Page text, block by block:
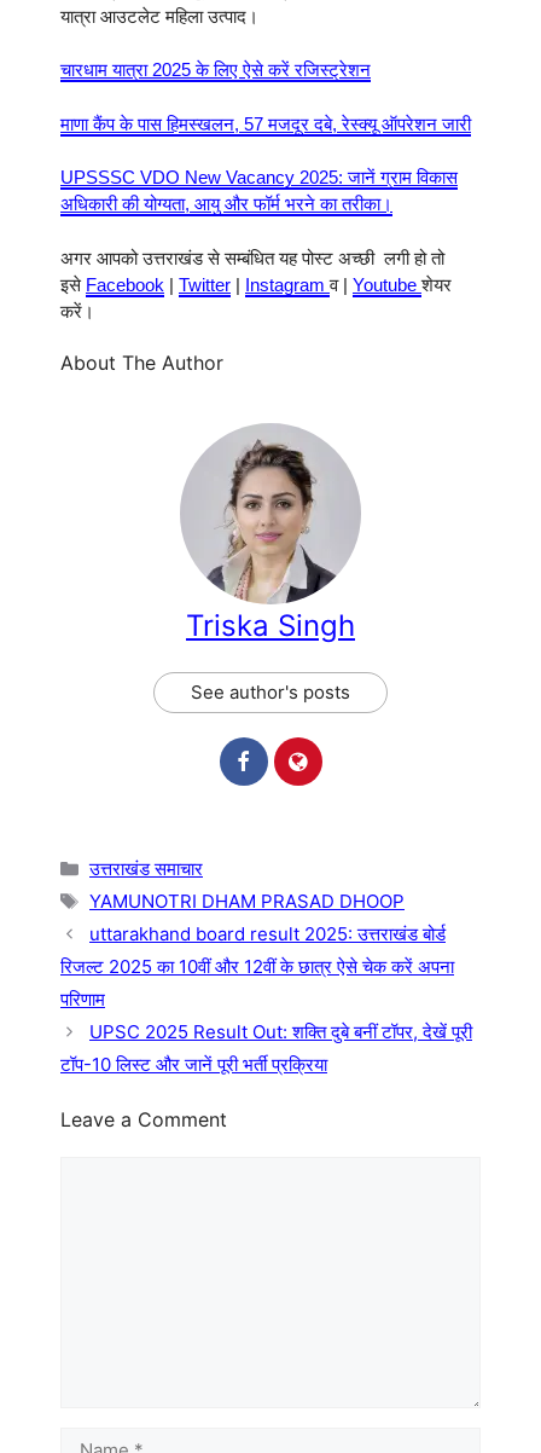
यात्रा आउटलेट महिला उत्पाद।
चारधाम यात्रा 2025 के लिए ऐसे करें रजिस्ट्रेशन
माणा कैंप के पास हिमस्खलन, 57 मजदूर दबे, रेस्क्यू ऑपरेशन जारी
UPSSSC VDO New Vacancy 2025: जानें ग्राम विकास
अधिकारी की योग्यता, आयु और फॉर्म भरने का तरीका।
अगर आपको उत्तराखंड से सम्बंधित यह पोस्ट अच्छी लगी हो तो
इसे Facebook | Twitter | Instagramव | Youtubeशेयर
करें।
About The Author
Triska Singh
See author's posts
Categories
उत्तराखंड समाचार
Tags
YAMUNOTRI DHAM PRASAD DHOOP
uttarakhand board result 2025: उत्तराखंड बोर्ड
रिजल्ट 2025 का 10वीं और 12वीं के छात्र ऐसे चेक करें अपना
परिणाम
UPSC 2025 Result Out: शक्ति दुबे बनीं टॉपर, देखें पूरी
टॉप-10 लिस्ट और जानें पूरी भर्ती प्रक्रिया
Leave a Comment
Name